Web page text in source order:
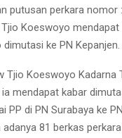
putusan perkara nomor
Koeswoyo mendapat
ke PN Kepanjen.
Tjio Koeswoyo Kadarna
mendapat kabar
PP di PN Surabaya ke
81 berkas